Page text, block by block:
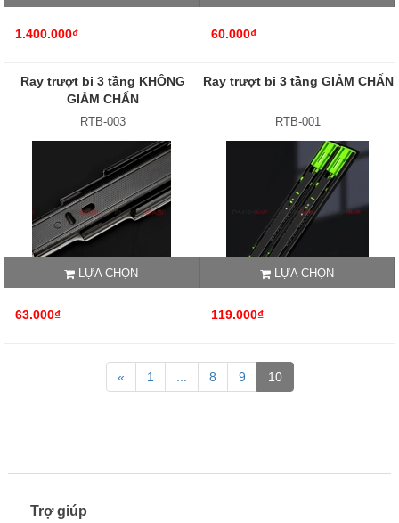
1.400.000₫ 60.000₫
Ray trượt bi 3 tầng KHÔNG
GIẢM CHẤN
RTB-003
LỰA CHỌN
63.000₫
Ray trượt bi 3 tầng GIẢM CHẤN
RTB-001
LỰA CHỌN
119.000₫
« 1 8 9 10
Trợ giúp